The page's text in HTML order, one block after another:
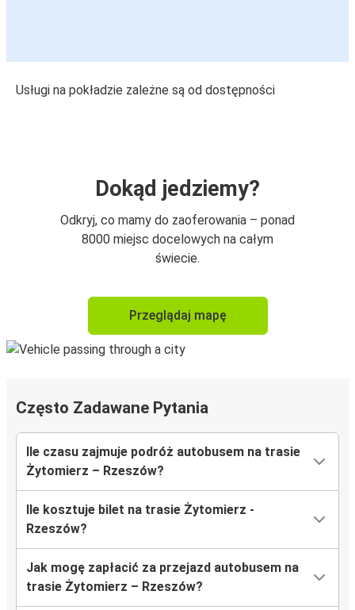
Usługi na pokładzie zależne są od dostępności
Dokąd jedziemy?
Odkryj, co mamy do zaoferowania – ponad
8000 miejsc docelowych na całym
świecie.
Przeglądaj mapę
Często Zadawane Pytania
Ile czasu zajmuje podróż autobusem na trasie
Żytomierz – Rzeszów?
Ile kosztuje bilet na trasie Żytomierz -
Rzeszów?
Jak mogę zapłacić za przejazd autobusem na
trasie Żytomierz – Rzeszów?